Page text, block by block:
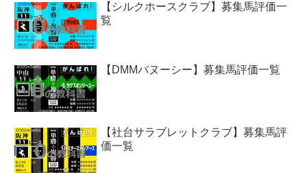
【シルクホースクラブ】募集馬評価一
覧
【DMMバヌーシー】募集馬評価一覧
【社台サラブレットクラブ】募集馬評
価一覧